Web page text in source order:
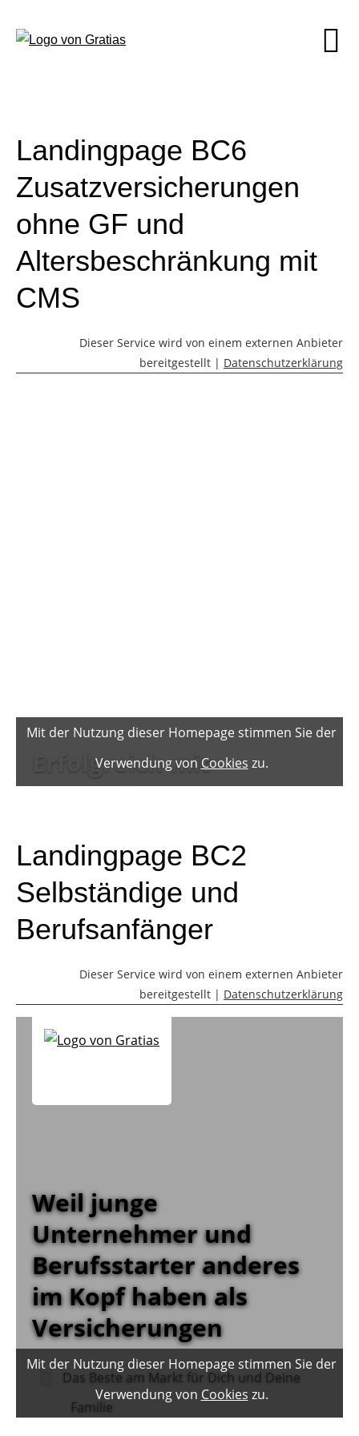
Landingpage BC6
Zusatzversicherungen
ohne GF und
Altersbeschränkung mit
CMS
Dieser Service wird von einem externen Anbieter
bereitgestellt | Datenschutzerklärung
Landingpage BC2
Selbständige und
Berufsanfänger
Dieser Service wird von einem externen Anbieter
bereitgestellt | Datenschutzerklärung